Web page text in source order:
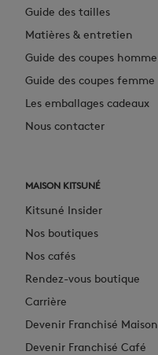
Guide des tailles
Matières & entretien
Guide des coupes homme
Guide des coupes femme
Les emballages cadeaux
Nous contacter
MAISON KITSUNÉ
Kitsuné Insider
Nos boutiques
Nos cafés
Rendez-vous boutique
Carrière
Devenir Franchisé Maison
Devenir Franchisé Café